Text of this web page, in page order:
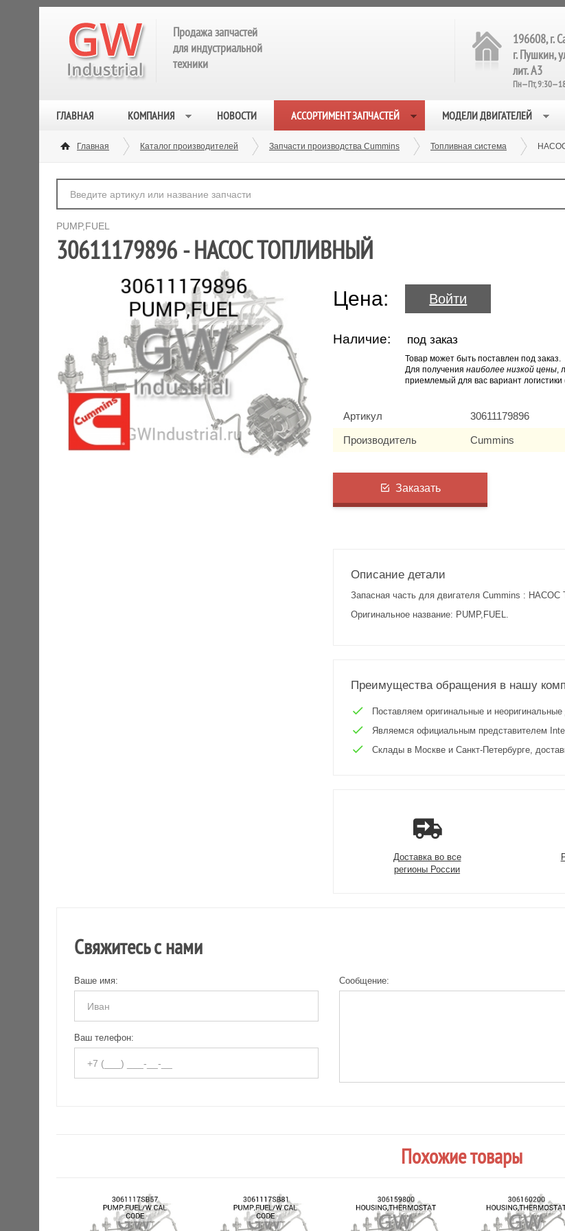
Продажа запчастей
для индустриальной
техники
196608, г.
г. Пушкин,
лит. А3
Пн—Пт,
ГЛАВНАЯ КОМПАНИЯ НОВОСТИ АССОРТИМЕНТ ЗАПЧАСТЕЙ МОДЕЛИ ДВИГАТЕЛЕЙ
Главная Каталог производителей Запчасти производства Cummins Топливная система
PUMP,FUEL
30611179896 - НАСОС ТОПЛИВНЫЙ
Цена: Войти
Наличие: под заказ
Товар может быть поставлен под заказ.
Для получениянаиболее низкой цены,
приемлемый для вас вариант
Артикул 30611179896
Производитель Cummins
Заказать
Описание детали
Запасная часть для двигателя Cummins :
Оригинальное название: PUMP,FUEL.
Преимущества обращения в нашу
Поставляем оригинальные и
Являемся официальным представителем
Склады в Москве и Санкт-Петербурге,
Доставка во все
регионы России
Свяжитесь с нами
Ваше имя:
Ваш телефон:
Сообщение:
Похожие товары